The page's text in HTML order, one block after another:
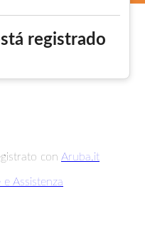
registrado
con Aruba.it
e Assistenza